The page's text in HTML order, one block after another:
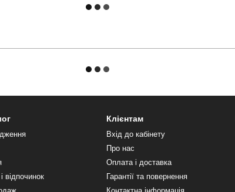
відпочинок
Клієнтам
Вхід до кабінету
Про нас
Оплата і доставка
Гарантії та повернення